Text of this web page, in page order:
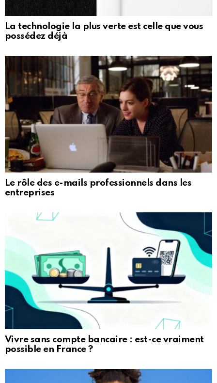
La technologie la plus verte est celle que vous
possédez déjà
Le rôle des e-mails professionnels dans les
entreprises
Vivre sans compte bancaire : est-ce vraiment
possible en France ?